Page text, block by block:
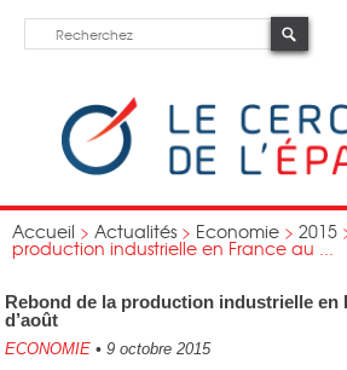
Accueil > Actualités > Economie > 2015
production industrielle en France au ...
Rebond de la production industrielle en
d’août
ECONOMIE • 9 octobre 2015